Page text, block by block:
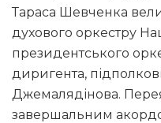
Тараса Шевченка
духового оркестру
президентського
диригента,
Джемалядінова.
завершальним